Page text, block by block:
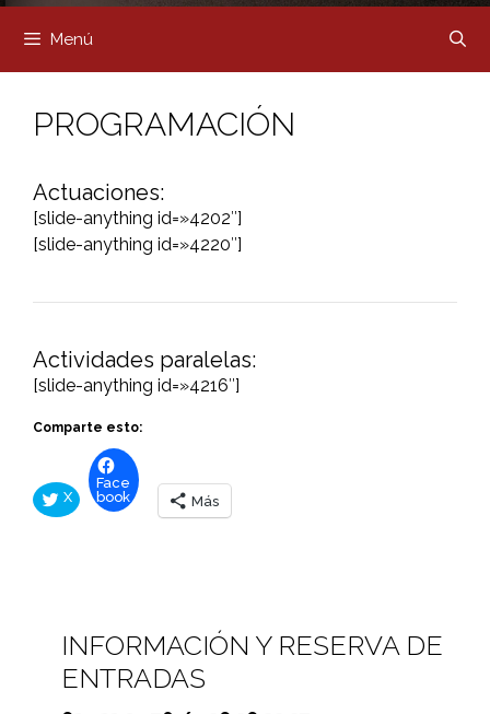
Menú
PROGRAMACIÓN
Actuaciones:
[slide-anything id=»4202″]
[slide-anything id=»4220″]
Actividades paralelas:
[slide-anything id=»4216″]
Comparte esto:
X
Face
book
Más
INFORMACIÓN Y RESERVA DE
ENTRADAS